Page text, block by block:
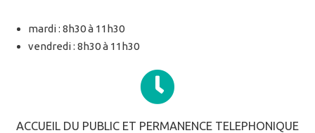
mardi : 8h30 à 11h30
vendredi : 8h30 à 11h30
ACCUEIL DU PUBLIC ET PERMANENCE TELEPHONIQUE